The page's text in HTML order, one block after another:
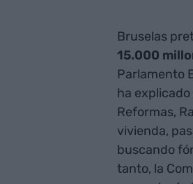
Bruselas
15.000
Parlamento
ha
Reformas,
vivienda,
buscando
tanto, la